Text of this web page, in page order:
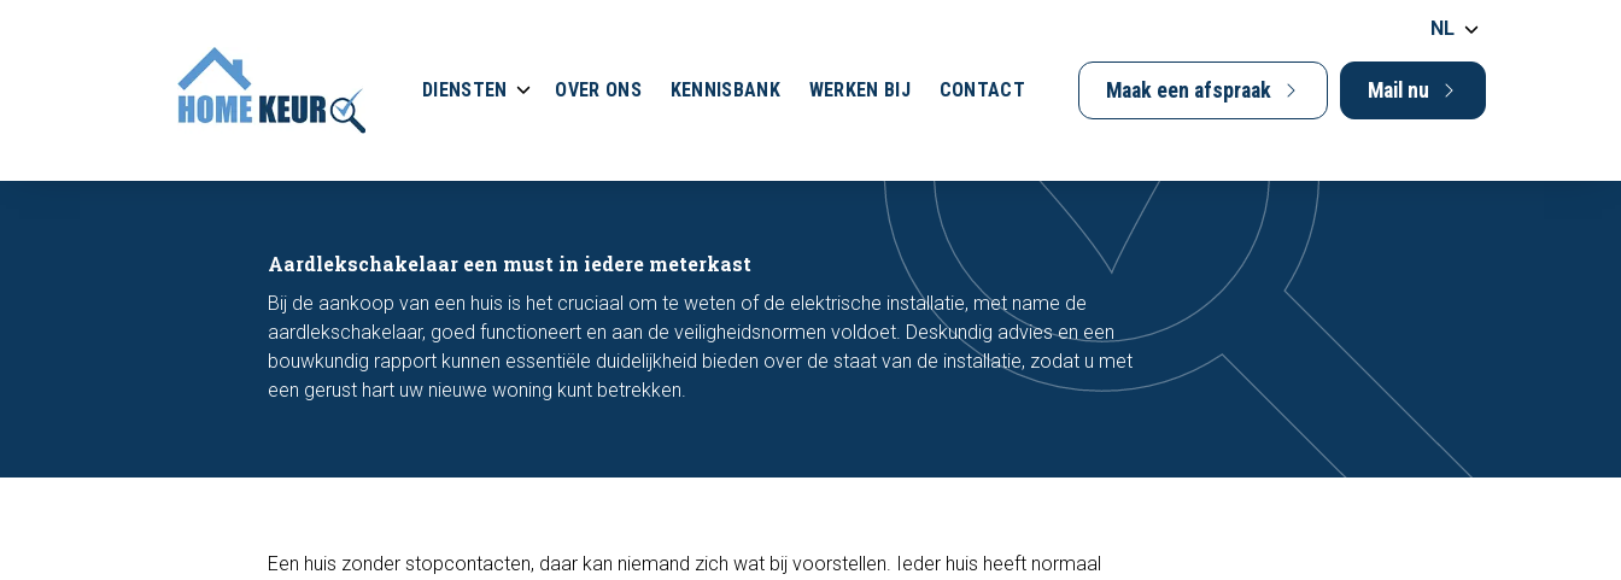
DIENSTEN OVER ONS KENNISBANK WERKEN BIJ CONTACT
NL
Maak een afspraak Mail nu
Aardlekschakelaar een must in iedere meterkast
Bij de aankoop van een huis is het cruciaal om te weten of de elektrische installatie, met name de
aardlekschakelaar, goed functioneert en aan de veiligheidsnormen voldoet. Deskundig advies en een
bouwkundig rapport kunnen essentiële duidelijkheid bieden over de staat van de installatie, zodat u met
een gerust hart uw nieuwe woning kunt betrekken.
Een huis zonder stopcontacten, daar kan niemand zich wat bij voorstellen. Ieder huis heeft normaal